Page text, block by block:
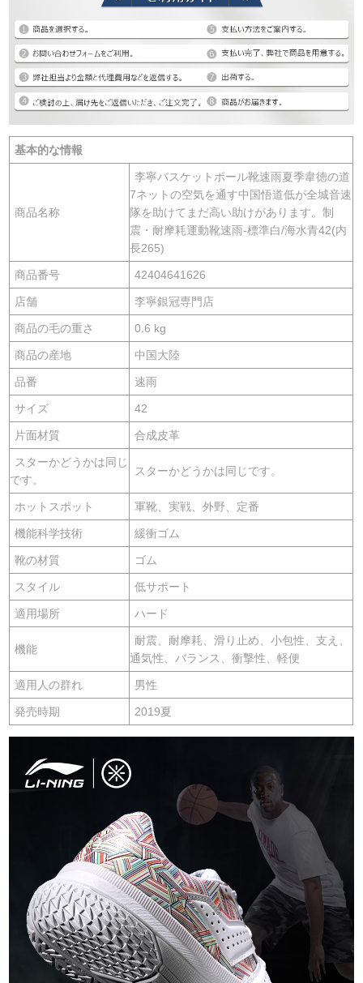
基本的な情報
商品名称
李寧バスケットボール靴速雨夏季韋徳の道
7ネットの空気を通す中国悟道低が全城音速
隊を助けてまだ高い助けがあります。制
震・耐摩耗運動靴速雨-標準白/海水青42(内
長265)
商品番号 42404641626
店舗 李寧銀冠専門店
商品の毛の重さ 0.6 kg
商品の産地 中国大陸
品番 速雨
サイズ 42
片面材質 合成皮革
スターかどうかは同じ
です。
スターかどうかは同じです。
ホットスポット 軍靴、実戦、外野、定番
機能科学技術 緩衝ゴム
靴の材質 ゴム
スタイル 低サポート
適用場所 ハード
機能
耐震、耐摩耗、滑り止め、小包性、支え、
通気性、バランス、衝撃性、軽便
適用人の群れ 男性
発売時期 2019夏